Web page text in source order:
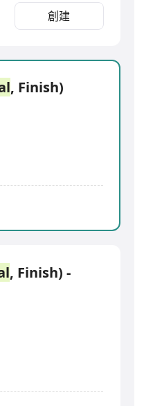
創建
, Finish)
, Finish) -